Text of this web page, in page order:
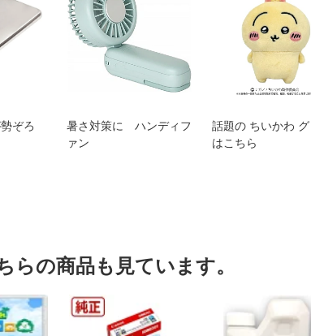
ぞろ
暑さ対策に ハンディフ
ァン
話題の ちいかわ
はこちら
らの商品も見ています。